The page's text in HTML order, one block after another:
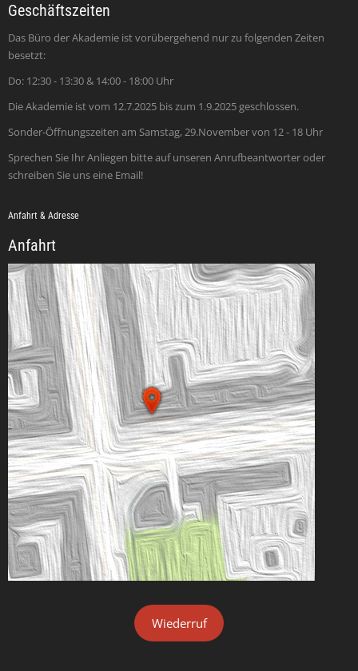
Geschäftszeiten
Das Büro der Akademie ist vorübergehend nur zu folgenden Zeiten
besetzt:
Do: 12:30 - 13:30 & 14:00 - 18:00 Uhr
Die Akademie ist vom 12.7.2025 bis zum 1.9.2025 geschlossen.
Sonder-Öffnungszeiten am Samstag, 29.November von 12 - 18 Uhr
Sprechen Sie Ihr Anliegen bitte auf unseren Anrufbeantworter oder
schreiben Sie uns eine Email!
Anfahrt & Adresse
Anfahrt
Wiederruf